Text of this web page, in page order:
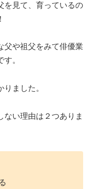
を見て、育っているの
父や祖父をみて俳優業
。
ました。
ない理由は２つありま